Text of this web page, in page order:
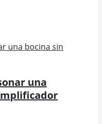
una